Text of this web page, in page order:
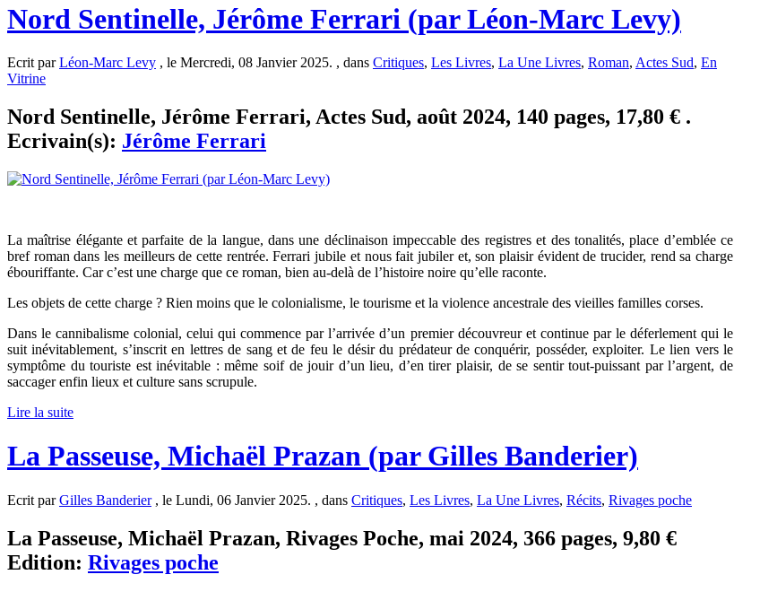
Nord Sentinelle, Jérôme Ferrari (par Léon-Marc Levy)
Ecrit parLéon-Marc Levy , le Mercredi, 08 Janvier 2025. , dans Critiques, Les Livres, La Une Livres, Roman, Actes Sud, En
Vitrine
Nord Sentinelle, Jérôme Ferrari, Actes Sud, août 2024, 140 pages, 17,80 € .
Ecrivain(s): Jérôme Ferrari
La maîtrise élégante et parfaite de la langue, dans une déclinaison impeccable des registres et des tonalités, place d’emblée ce
bref roman dans les meilleurs de cette rentrée. Ferrari jubile et nous fait jubiler et, son plaisir évident de trucider, rend sa charge
ébouriffante. Car c’est une charge que ce roman, bien au-delà de l’histoire noire qu’elle raconte.
Les objets de cette charge ? Rien moins que le colonialisme, le tourisme et la violence ancestrale des vieilles familles corses.
Dans le cannibalisme colonial, celui qui commence par l’arrivée d’un premier découvreur et continue par le déferlement qui le
suit inévitablement, s’inscrit en lettres de sang et de feu le désir du prédateur de conquérir, posséder, exploiter. Le lien vers le
symptôme du touriste est inévitable : même soif de jouir d’un lieu, d’en tirer plaisir, de se sentir tout-puissant par l’argent, de
saccager enfin lieux et culture sans scrupule.
Lire la suite
La Passeuse, Michaël Prazan (par Gilles Banderier)
Ecrit parGilles Banderier, le Lundi, 06 Janvier 2025. , dans Critiques, Les Livres, La Une Livres, Récits, Rivages poche
La Passeuse, Michaël Prazan, Rivages Poche, mai 2024, 366 pages, 9,80 €
Edition: Rivages poche